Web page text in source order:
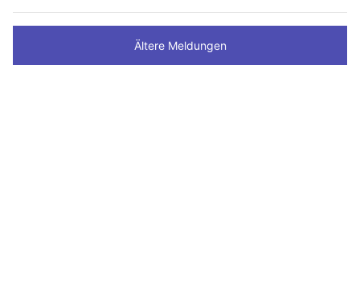
Ältere Meldungen